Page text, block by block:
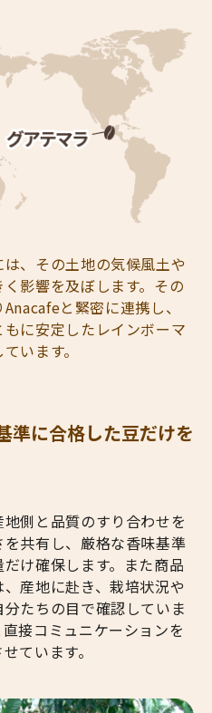
、その土地の気候風土や
影響を及ぼします。その
と緊密に連携し、
に安定したレインボーマ
います。
準に合格した豆だけを
側と品質のすり合わせを
共有し、厳格な香味基準
け確保します。また商品
産地に赴き、栽培状況や
たちの目で確認していま
接コミュニケーションを
ています。